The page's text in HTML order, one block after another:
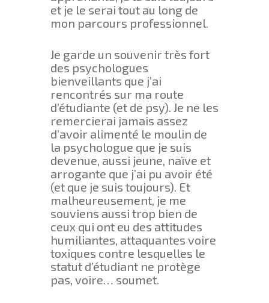
et je le serai tout au long de
mon parcours professionnel.
Je garde un souvenir très fort
des psychologues
bienveillants que j’ai
rencontrés sur ma route
d’étudiante (et de psy). Je ne les
remercierai jamais assez
d’avoir alimenté le moulin de
la psychologue que je suis
devenue, aussi jeune, naïve et
arrogante que j’ai pu avoir été
(et que je suis toujours). Et
malheureusement, je me
souviens aussi trop bien de
ceux qui ont eu des attitudes
humiliantes, attaquantes voire
toxiques contre lesquelles le
statut d’étudiant ne protège
pas, voire… soumet.